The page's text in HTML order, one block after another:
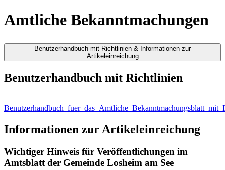
Amtliche Bekanntmachungen
Benutzerhandbuch mit Richtlinien & Informationen zur
Artikeleinreichung
Benutzerhandbuch mit Richtlinien
Informationen zur Artikeleinreichung
Wichtiger Hinweis für Veröffentlichungen im
Amtsblatt der Gemeinde Losheim am See